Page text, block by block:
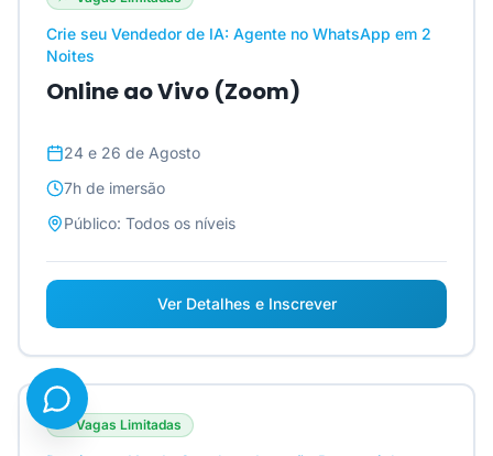
Crie seu Vendedor de IA: Agente no WhatsApp em 2
Noites
Online ao Vivo (Zoom)
24 e 26 de Agosto
7h de imersão
Público: Todos os níveis
Ver Detalhes e Inscrever
Vagas Limitadas